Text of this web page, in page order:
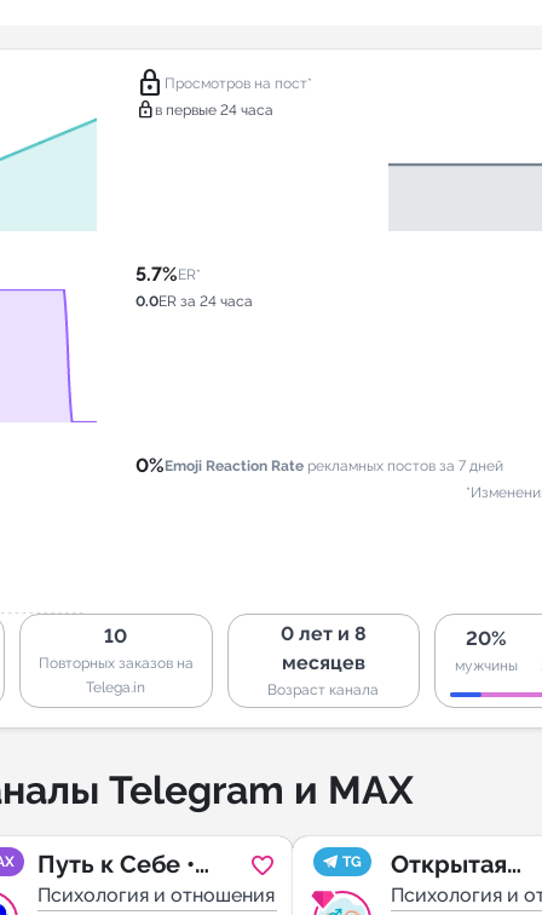
lock Просмотров на пост*
lock в первые 24 часа
5.7%ER*
0.0ER за 24 часа
0%Emoji Reaction Rate рекламных постов за 7 дней
10
Повторных заказов на
Telega.in
0 лет и 8
месяцев
Возраст канала
20%
мужчины
Telegram и MAX
Путь к Себе •
навигатор с Леей
Психология и отношения
TG
Открытая
сексология
Психология и